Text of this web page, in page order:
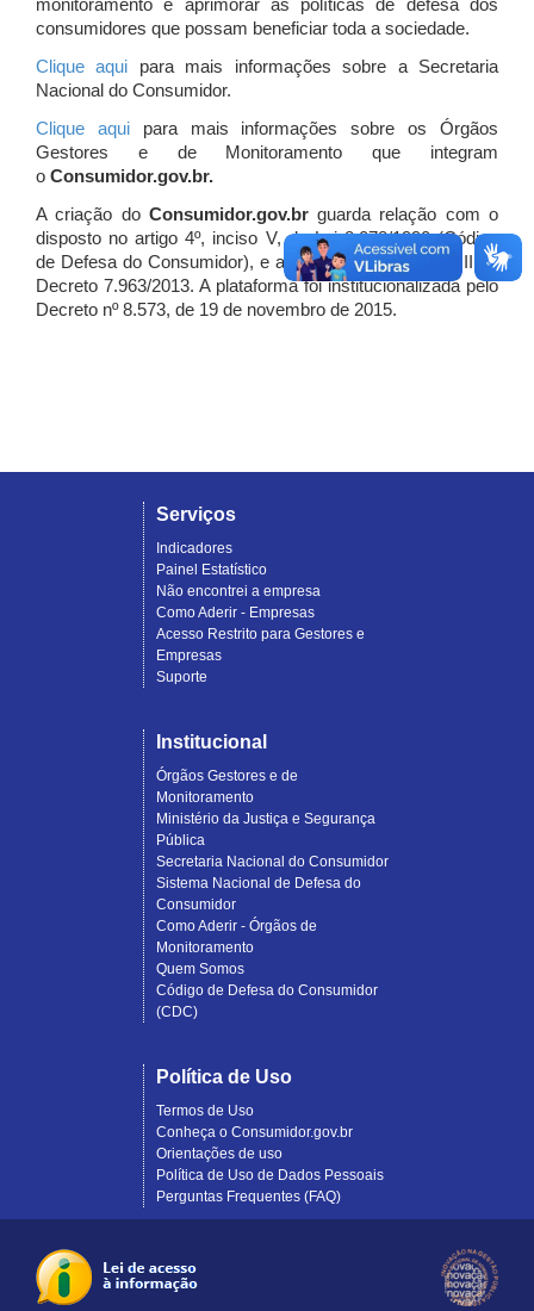
monitoramento é aprimorar as políticas de defesa dos
consumidores que possam beneficiar toda a sociedade.
Clique aqui para mais informações sobre a Secretaria
Nacional do Consumidor.
Clique aquipara mais informações sobre os Órgãos
Gestores e de Monitoramento que integram
o Consumidor.gov.br.
A criação do Consumidor.gov.brguarda relação com o
disposto no artigo 4º, inciso V, da Lei 8.078/1990 (Código
de Defesa do Consumidor), e artigo 7º, incisos I, II e III do
Decreto 7.963/2013. A plataforma foi institucionalizada pelo
Decreto nº 8.573, de 19 de novembro de 2015.
Serviços
Indicadores
Painel Estatístico
Não encontrei a empresa
Como Aderir - Empresas
Acesso Restrito para Gestores e
Empresas
Suporte
Institucional
Órgãos Gestores e de
Monitoramento
Ministério da Justiça e Segurança
Pública
Secretaria Nacional do Consumidor
Sistema Nacional de Defesa do
Consumidor
Como Aderir - Órgãos de
Monitoramento
Quem Somos
Código de Defesa do Consumidor
(CDC)
Política de Uso
Termos de Uso
Conheça o Consumidor.gov.br
Orientações de uso
Política de Uso de Dados Pessoais
Perguntas Frequentes (FAQ)